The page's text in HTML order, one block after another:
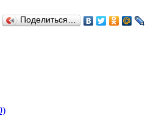
Поделиться…